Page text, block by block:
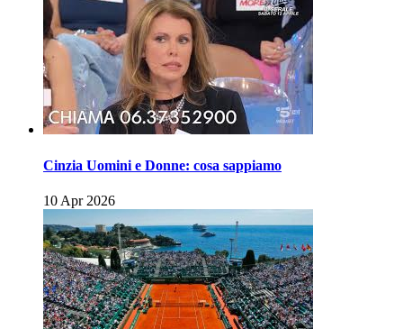
Cinzia Uomini e Donne: cosa sappiamo
10 Apr 2026